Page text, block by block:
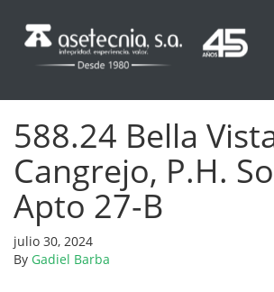
588.24 Bella
Cangrejo, P.H.
Apto 27-B
julio 30, 2024
By Gadiel Barba